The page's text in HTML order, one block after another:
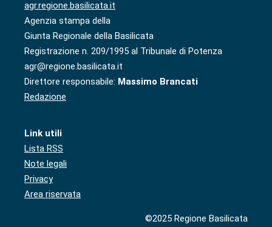
agr.regione.basilicata.it
Agenzia stampa della
Giunta Regionale della Basilicata
Registrazione n. 209/1995 al Tribunale di Potenza
agr@regione.basilicata.it
Direttore responsabile: Massimo Brancati
Redazione
Link utili
Lista RSS
Note legali
Privacy
Area riservata
©2025 Regione Basilicata